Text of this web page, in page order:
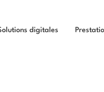
digitales